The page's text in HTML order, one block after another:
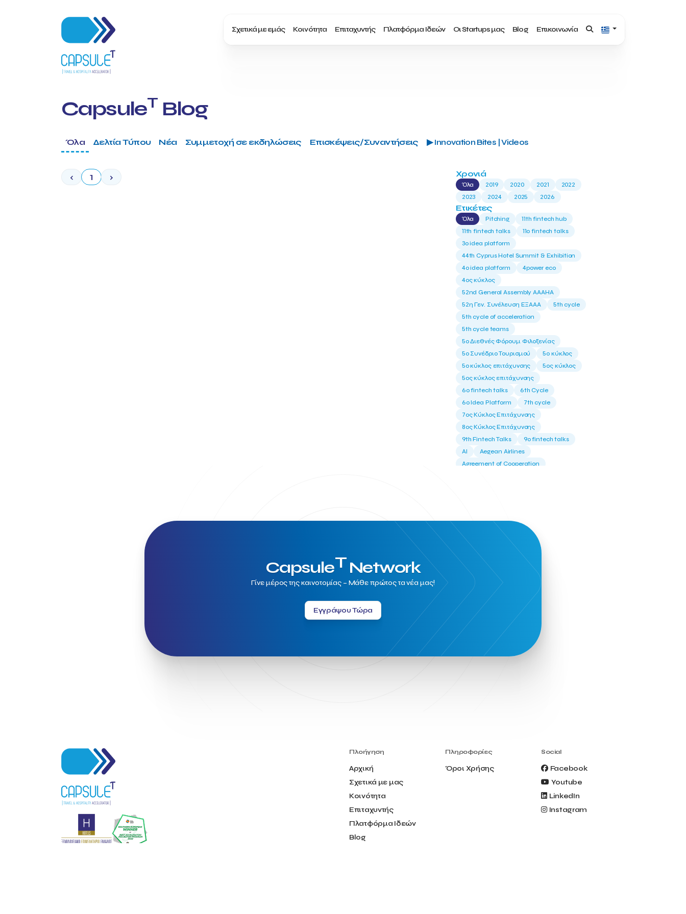
Σχετικά με εμάς Κοινότητα Επιταχυντής Πλατφόρμα Ιδεών Οι Startups μας Blog Επικοινωνία
CapsuleT Blog
Όλα Δελτία Τύπου Νέα Συμμετοχή σε εκδηλώσεις Επισκέψεις/Συναντήσεις ▶ Innovation Bites | Videos
‹ 1 › Χρονιά
Όλα 2019 2020 2021
2022
2023
2024 2025 2026
Ετικέτες
Όλα Pitching
11th fintech hub
11th fintech talks
11ο fintech talks
3o idea platform
44th Cyprus Hotel Summit & Exhibition
4o idea platform
4power eco
4ος κύκλος
52nd General Assembly AAAHA
52η Γεν. Συνέλευση ΕΞΑΑΑ
5th cycle
5th cycle of acceleration
5th cycle teams
5ο Διεθνές Φόρουμ Φιλοξενίας
5ο Συνέδριο Τουρισμού
5ο κύκλος
5ο κύκλος επιτάχυνσης
5ος κύκλος
5ος κύκλος επιτάχυνσης
6o fintech talks
6th Cycle
6ο Idea Platform
7th cycle
7ος Κύκλος Επιτάχυνσης
8ος Κύκλος Επιτάχυνσης
9th Fintech Talks
9ο fintech talks
AI
Aegean Airlines
Agreement of Cooperation
Amirandes Grecotel Boutique Resort
Angela Gerekou
Applications
Archimedes Center
Artificial Intelligence
Athens News Agency
Athens University of Economics &
Business
Best accelerator
Best incubator
Bizrupt
Booths 34-35
Borrn
Boutique Hotel
Cactus Royal Spa & Resort Hotel.
Campsaround
Canaves Oia Suites
Creta Maris
Creta Palm
Culture
Deliverback
CapsuleTNetwork
Γίνε μέρος της καινοτομίας – Μάθε πρώτος τα νέα μας!
Εγγράψου Τώρα
Πλοήγηση
Αρχική
Σχετικά με μας
Κοινότητα
Επιταχυντής
Πλατφόρμα Ιδεών
Blog
Πληροφορίες
Όροι Χρήσης
Social
Facebook
Youtube
LinkedIn
Instagram